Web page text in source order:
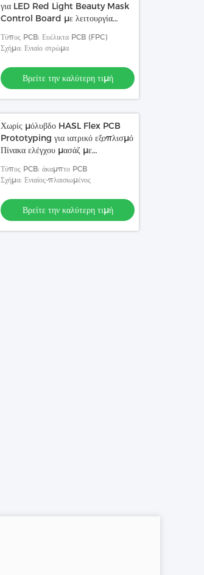
για LED Red Light Beauty Mask
Control Board με λειτουργία
Τύπος PCB: Ευέλικτα PCB (FPC)
Σχήμα: Ενιαίο στρώμα
Βρείτε την καλύτερη τιμή
Χωρίς μόλυβδο HASL Flex PCB
Prototyping για ιατρικό εξοπλισμό
Πίνακα ελέγχου μασάζ με
Τύπος PCB: άκαμπτο PCB
Σχήμα: Ενιαίος-πλαισιωμένος
Βρείτε την καλύτερη τιμή